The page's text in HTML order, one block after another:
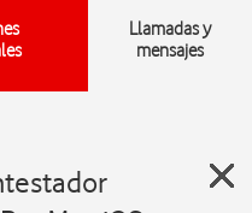
Llamadas y
mensajes